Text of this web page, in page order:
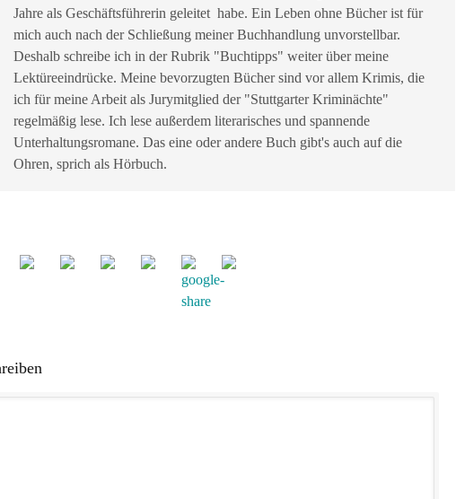
Jahre als Geschäftsführerin geleitet habe. Ein Leben ohne Bücher ist für
mich auch nach der Schließung meiner Buchhandlung unvorstellbar.
Deshalb schreibe ich in der Rubrik "Buchtipps" weiter über meine
Lektüreeindrücke. Meine bevorzugten Bücher sind vor allem Krimis, die
ich für meine Arbeit als Jurymitglied der "Stuttgarter Kriminächte"
regelmäßig lese. Ich lese außerdem literarisches und spannende
Unterhaltungsromane. Das eine oder andere Buch gibt's auch auf die
Ohren, sprich als Hörbuch.